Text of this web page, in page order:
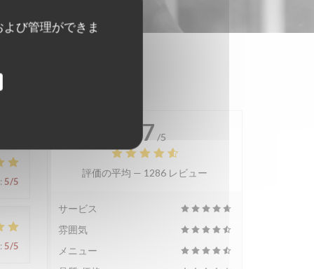
び管理ができま
: 5/5
: 5/5
4.7 /5
評価の平均 — 1286 レビュー
サービス
雰囲気
メニュー